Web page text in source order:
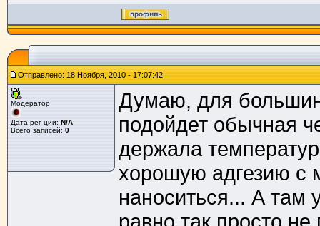
Отправлено: 18 Ноября, 2010 - 17:07:42
Модератор
Дата рег-ции: N/A
Всего записей: 0
Думаю, для
подойдет обычная
держала
хорошую адгезию с
наноситься... А там